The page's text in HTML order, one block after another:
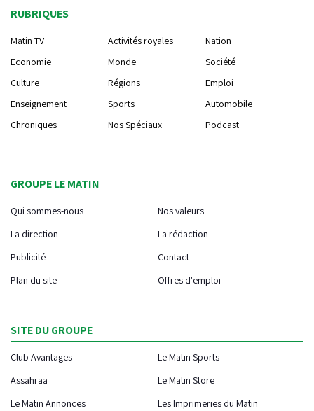
RUBRIQUES
Matin TV Activités royales
Nation
Economie
Monde
Société
Culture
Régions
Emploi
Enseignement
Sports
Automobile
Chroniques
Nos Spéciaux Podcast
GROUPE LE MATIN
Qui sommes-nous
Nos valeurs
La direction
La rédaction
Publicité
Contact
Plan du site
Offres d'emploi
SITE DU GROUPE
Club Avantages
Le Matin Sports
Assahraa
Le Matin Store
Le Matin Annonces
Les Imprimeries du Matin